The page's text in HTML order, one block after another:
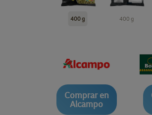
400 g 400 g
Comprar en
Alcampo